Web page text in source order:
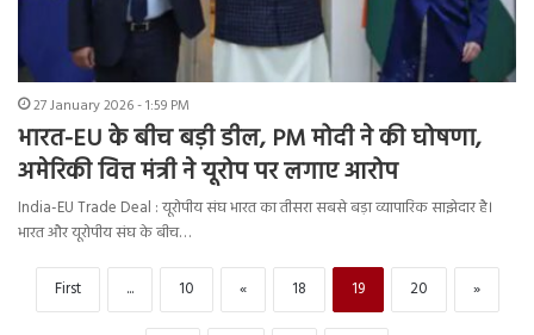
27 January 2026 - 1:59 PM
भारत-EU के बीच बड़ी डील, PM मोदी ने की घोषणा,
अमेरिकी वित्त मंत्री ने यूरोप पर लगाए आरोप
India-EU Trade Deal : यूरोपीय संघ भारत का तीसरा सबसे बड़ा व्यापारिक साझेदार है।
भारत और यूरोपीय संघ के बीच…
First ... 10 « 18 19 20 »